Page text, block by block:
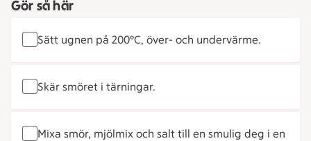
Gör så här
Sätt ugnen på 200°C, över- och undervärme.
Skär smöret i tärningar.
Mixa smör, mjölmix och salt till en smulig deg i en